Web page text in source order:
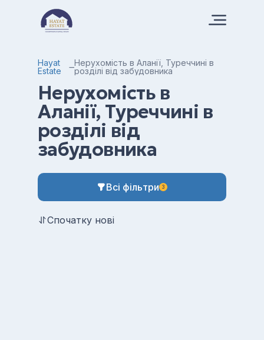
Hayat
Estate
Нерухомість в Аланії, Туреччині в
розділі від забудовника
Нерухомість в
Аланії, Туреччині в
розділі від
забудовника
Всі фільтри 3
Спочатку нові